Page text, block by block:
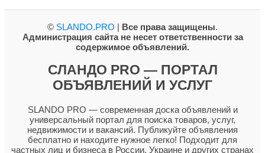
© SLANDO.PRO | Все права защищены.
Администрация сайта не несет ответственности за
содержимое объявлений.
СЛАНДО PRO — ПОРТАЛ
ОБЪЯВЛЕНИЙ И УСЛУГ
SLANDO PRO — современная доска объявлений и
универсальный портал для поиска товаров, услуг,
недвижимости и вакансий. Публикуйте объявления
бесплатно и находите нужное легко! Подходит для
частных лиц и бизнеса в России, Украине и других странах